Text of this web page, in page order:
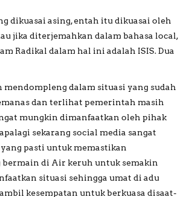
dikuasai asing, entah itu dikuasai oleh
jika diterjemahkan dalam bahasa local,
Radikal dalam hal ini adalah ISIS. Dua
dalam situasi yang sudah
dan terlihat pemerintah masih
mungkin dimanfaatkan oleh pihak
sekarang social media sangat
pasti untuk memastikan
bermain di Air keruh untuk semakin
situasi sehingga umat di adu
kesempatan untuk berkuasa disaat-